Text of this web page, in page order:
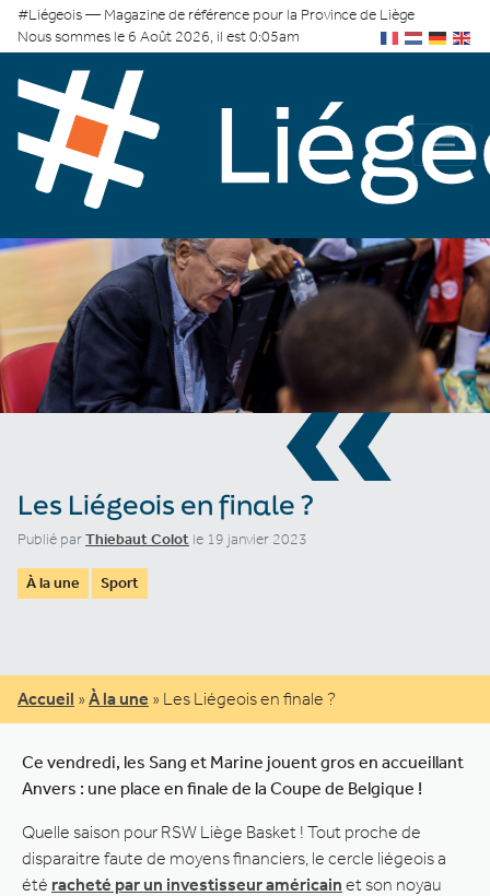
#Liégeois — Magazine de référence pour la Province de Liège
Nous sommes le 6 Août 2026, il est 0:05am
«
Les Liégeois en finale ?
Publié parThiebaut Colot le 19 janvier 2023
À la une Sport
Accueil » À la une » Les Liégeois en finale ?
Ce vendredi, les Sang et Marine jouent gros en accueillant
Anvers : une place en finale de la Coupe de Belgique !
Quelle saison pour RSW Liège Basket ! Tout proche de
disparaitre faute de moyens financiers, le cercle liégeois a
été racheté par un investisseur américain et son noyau